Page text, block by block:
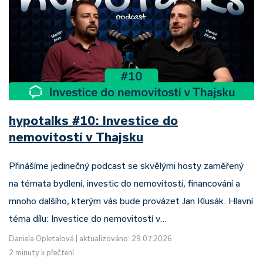
hypotalks #10: Investice do
nemovitostí v Thajsku
Přinášíme jedinečný podcast se skvělými hosty zaměřený
na témata bydlení, investic do nemovitostí, financování a
mnoho dalšího, kterým vás bude provázet Jan Klusák. Hlavní
téma dílu: Investice do nemovitostí v…
Daniela Opletalová
aktualizováno: 29.07.2026
2 minuty k přečtení